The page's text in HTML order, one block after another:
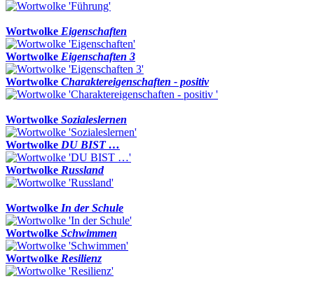
Wortwolke Eigenschaften
Wortwolke Eigenschaften 3
Wortwolke Charaktereigenschaften - positiv
Wortwolke Sozialeslernen
Wortwolke DU BIST …
Wortwolke Russland
Wortwolke In der Schule
Wortwolke Schwimmen
Wortwolke Resilienz